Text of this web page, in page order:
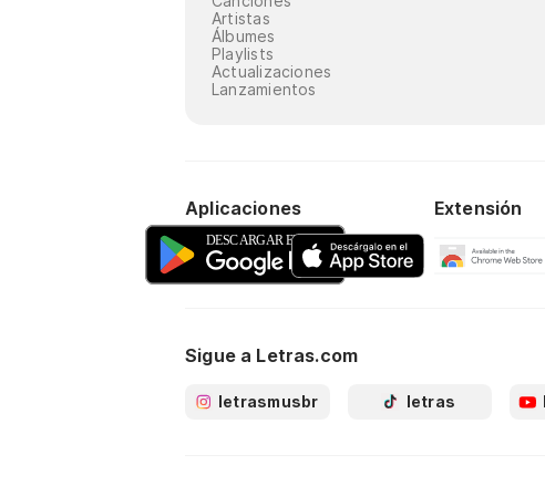
Artistas
Álbumes
Playlists
Actualizaciones
Lanzamientos
Aplicaciones Extensión
Sigue a Letras.com
letrasmusbr letras